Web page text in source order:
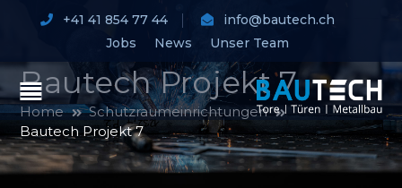
+41 41 854 77 44
info@bautech.ch
Jobs
News Unser Team
Bautech Projekt 7
Home
Schutzraumeinrichtungen
Bautech Projekt 7